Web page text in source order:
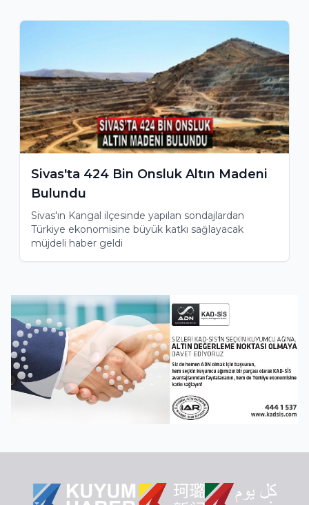
Sivas'ta 424 Bin Onsluk Altın Madeni
Bulundu
Sivas'ın Kangal ilçesinde yapılan sondajlardan
Türkiye ekonomisine büyük katkı sağlayacak
müjdeli haber geldi
3
of
7